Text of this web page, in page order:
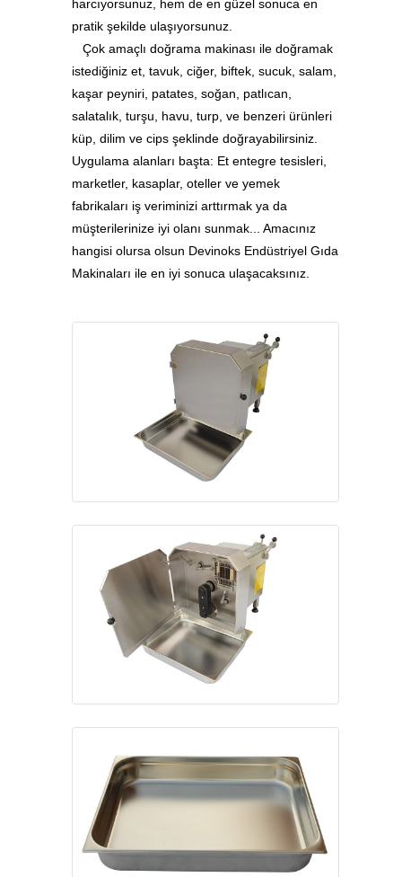
harcıyorsunuz, hem de en güzel sonuca en
pratik şekilde ulaşıyorsunuz.
Çok amaçlı doğrama makinası ile doğramak
istediğiniz et, tavuk, ciğer, biftek, sucuk, salam,
kaşar peyniri, patates, soğan, patlıcan,
salatalık, turşu, havu, turp, ve benzeri ürünleri
küp, dilim ve cips şeklinde doğrayabilirsiniz.
Uygulama alanları başta: Et entegre tesisleri,
marketler, kasaplar, oteller ve yemek
fabrikaları iş veriminizi arttırmak ya da
müşterilerinize iyi olanı sunmak... Amacınız
hangisi olursa olsun Devinoks Endüstriyel Gıda
Makinaları ile en iyi sonuca ulaşacaksınız.